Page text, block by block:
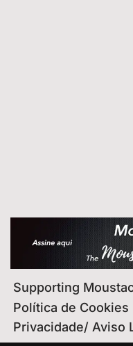
Supporting
Política de
Privacidade/ Aviso